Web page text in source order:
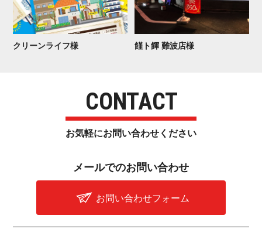
クリーン ラ イ フ 様 饉ト餫 難 波 店 様
CONTACT
お気軽にお問い合わせ く だ さ い
メールでのお問 い 合 わ せ
お問い合わせフォーム